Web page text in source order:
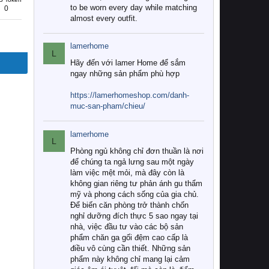
0
to be worn every day while matching
almost every outfit.
L
lamerhome
Hãy đến với lamer Home để sắm
ngay những sản phẩm phù hợp
https://lamerhomeshop.com/danh-
muc-san-pham/chieu/
L
lamerhome
Phòng ngủ không chỉ đơn thuần là nơi
để chúng ta ngả lưng sau một ngày
làm việc mệt mỏi, mà đây còn là
không gian riêng tư phản ánh gu thẩm
mỹ và phong cách sống của gia chủ.
Để biến căn phòng trở thành chốn
nghỉ dưỡng đích thực 5 sao ngay tại
nhà, việc đầu tư vào các bộ sản
phẩm chăn ga gối đệm cao cấp là
điều vô cùng cần thiết. Những sản
phẩm này không chỉ mang lại cảm